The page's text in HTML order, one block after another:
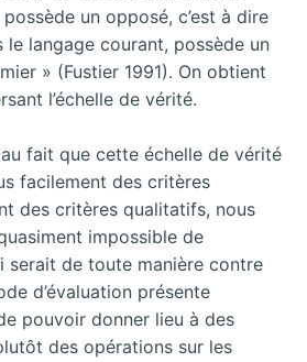
un opposé, c’est à dire
langage courant, possède un
» (Fustier 1991). On obtient
l’échelle de vérité.
au fait que cette échelle de vérité
facilement des critères
des critères qualitatifs, nous
impossible de
serait de toute manière contre
d’évaluation présente
pouvoir donner lieu à des
des opérations sur les